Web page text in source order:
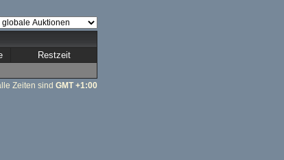
Restzeit
Zeiten sind GMT +1:00